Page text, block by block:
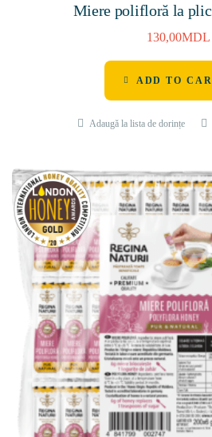
Miere polifloră la plic
130,00MDL
ADD TO
Adaugă la lista de dorințe